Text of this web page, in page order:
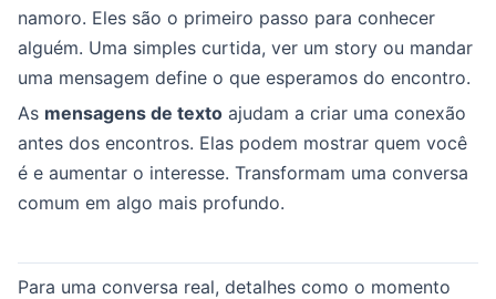
namoro. Eles são o primeiro passo para conhecer
alguém. Uma simples curtida, ver um story ou mandar
uma mensagem define o que esperamos do encontro.
As mensagens de texto ajudam a criar uma conexão
antes dos encontros. Elas podem mostrar quem você
é e aumentar o interesse. Transformam uma conversa
comum em algo mais profundo.
Para uma conversa real, detalhes como o momento